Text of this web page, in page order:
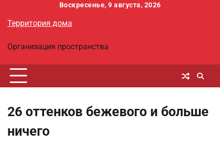
содержимому
Воскресенье, 9 августа, 2026
Территория дома
Организация пространства
26 оттенков бежевого и больше
ничего